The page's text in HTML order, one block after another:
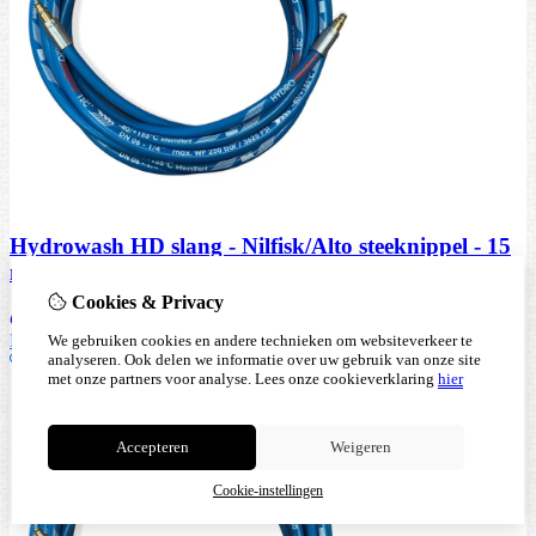
Hydrowash HD slang - Nilfisk/Alto steeknippel - 15
mtr
€
Bestellen
Cookies & Privacy
We gebruiken cookies en andere technieken om websiteverkeer te
analyseren. Ook delen we informatie over uw gebruik van onze site
met onze partners voor analyse. Lees onze cookieverklaring hier
Accepteren Weigeren
Cookie-instellingen